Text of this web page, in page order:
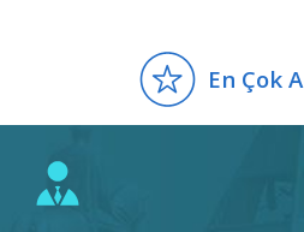
En Çok
Kayseri Büyükşehir Belediyesi
Randevu almak için lütfen